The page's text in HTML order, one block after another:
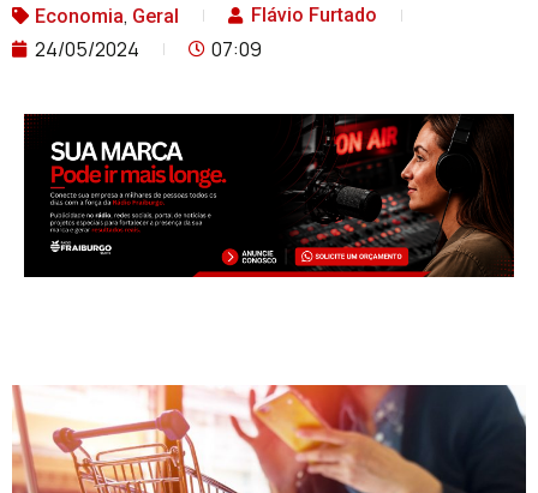
Economia, Geral Flávio Furtado
24/05/2024 07:09